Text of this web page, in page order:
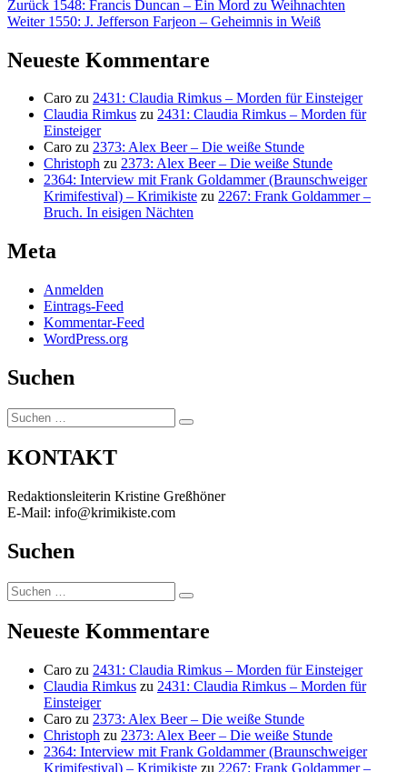
Beitragsnavigation
Zurück Vorheriger
Beitrag:
1548: Francis Duncan – Ein Mord zu Weihnachten
Weiter Nächster
1550: J. Jefferson Farjeon – Geheimnis in Weiß
Neueste Kommentare
Caro zu 2431: Claudia Rimkus – Morden für Einsteiger
Claudia Rimkus zu 2431: Claudia Rimkus – Morden für
Einsteiger
Caro zu 2373: Alex Beer – Die weiße Stunde
Christoph zu 2373: Alex Beer – Die weiße Stunde
2364: Interview mit Frank Goldammer (Braunschweiger
Krimifestival) – Krimikiste zu 2267: Frank Goldammer –
Bruch. In eisigen Nächten
Meta
Anmelden
Eintrags-Feed
Kommentar-Feed
WordPress.org
Suchen
Suchen
nach:
Suchen
KONTAKT
Redaktionsleiterin Kristine Greßhöner
E-Mail: info@krimikiste.com
Suchen
Suchen
nach:
Suchen
Neueste Kommentare
Caro zu 2431: Claudia Rimkus – Morden für Einsteiger
Claudia Rimkus zu 2431: Claudia Rimkus – Morden für
Einsteiger
Caro zu 2373: Alex Beer – Die weiße Stunde
Christoph zu 2373: Alex Beer – Die weiße Stunde
2364: Interview mit Frank Goldammer (Braunschweiger
Krimifestival) – Krimikiste zu 2267: Frank Goldammer –